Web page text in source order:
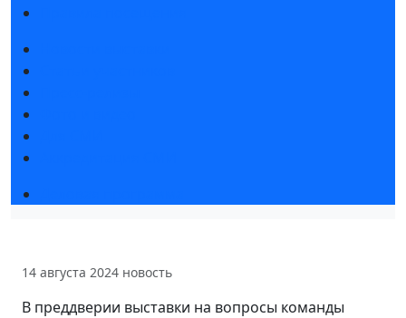
14 августа 2024 новость
В преддверии выставки на вопросы команды